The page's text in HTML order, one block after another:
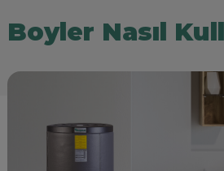
Boyler Nasıl